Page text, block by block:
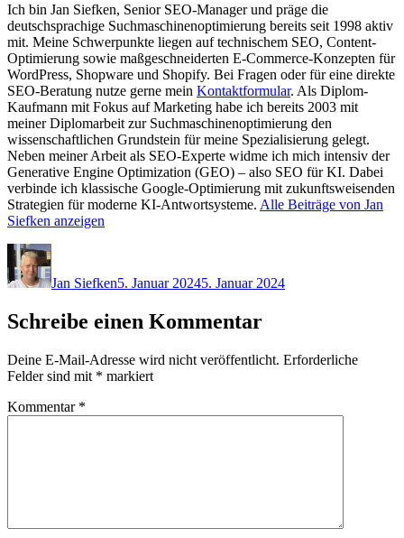
Ich bin Jan Siefken, Senior SEO-Manager und präge die
deutschsprachige Suchmaschinenoptimierung bereits seit 1998 aktiv
mit. Meine Schwerpunkte liegen auf technischem SEO, Content-
Optimierung sowie maßgeschneiderten E-Commerce-Konzepten für
WordPress, Shopware und Shopify. Bei Fragen oder für eine direkte
SEO-Beratung nutze gerne mein Kontaktformular. Als Diplom-
Kaufmann mit Fokus auf Marketing habe ich bereits 2003 mit
meiner Diplomarbeit zur Suchmaschinenoptimierung den
wissenschaftlichen Grundstein für meine Spezialisierung gelegt.
Neben meiner Arbeit als SEO-Experte widme ich mich intensiv der
Generative Engine Optimization (GEO) – also SEO für KI. Dabei
verbinde ich klassische Google-Optimierung mit zukunftsweisenden
Strategien für moderne KI-Antwortsysteme. Alle Beiträge von Jan
Siefken anzeigen
Autor
Jan Siefken5. Januar 20245. Januar 2024
Schreibe einen Kommentar
Deine E-Mail-Adresse wird nicht veröffentlicht. Erforderliche
Felder sind mit * markiert
Kommentar *